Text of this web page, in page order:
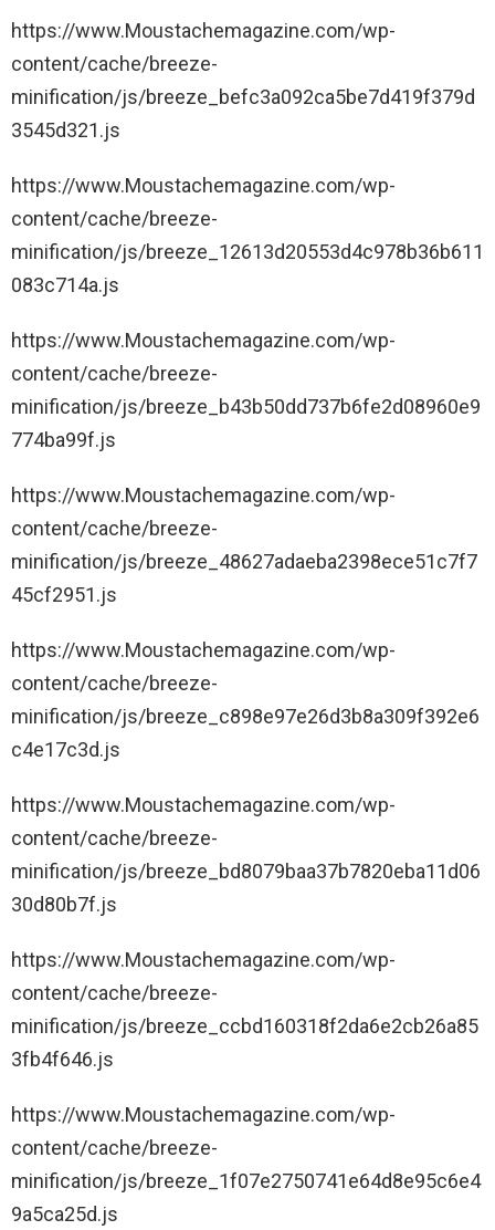
i
e
l
a
p
a
i
n
a
https://www.Moustachemagazine.com/wp-
content/cache/breeze-
minification/js/breeze_befc3a092ca5be7d419f379d
3545d321.js
https://www.Moustachemagazine.com/wp-
content/cache/breeze-
minification/js/breeze_12613d20553d4c978b36b611
083c714a.js
https://www.Moustachemagazine.com/wp-
content/cache/breeze-
minification/js/breeze_b43b50dd737b6fe2d08960e9
774ba99f.js
https://www.Moustachemagazine.com/wp-
content/cache/breeze-
minification/js/breeze_48627adaeba2398ece51c7f7
45cf2951.js
https://www.Moustachemagazine.com/wp-
content/cache/breeze-
minification/js/breeze_c898e97e26d3b8a309f392e6
c4e17c3d.js
https://www.Moustachemagazine.com/wp-
content/cache/breeze-
minification/js/breeze_bd8079baa37b7820eba11d06
30d80b7f.js
https://www.Moustachemagazine.com/wp-
content/cache/breeze-
minification/js/breeze_ccbd160318f2da6e2cb26a85
3fb4f646.js
https://www.Moustachemagazine.com/wp-
content/cache/breeze-
minification/js/breeze_1f07e2750741e64d8e95c6e4
9a5ca25d.js